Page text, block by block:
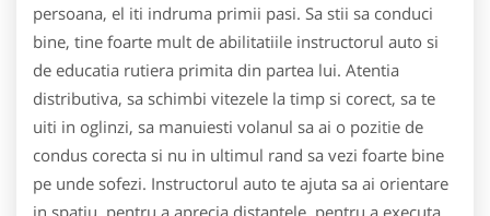
persoana, el iti indruma primii pasi. Sa stii sa conduci
bine, tine foarte mult de abilitatiile instructorul auto si
de educatia rutiera primita din partea lui. Atentia
distributiva, sa schimbi vitezele la timp si corect, sa te
uiti in oglinzi, sa manuiesti volanul sa ai o pozitie de
condus corecta si nu in ultimul rand sa vezi foarte bine
pe unde sofezi. Instructorul auto te ajuta sa ai orientare
in spatiu, pentru a aprecia distantele, pentru a executa